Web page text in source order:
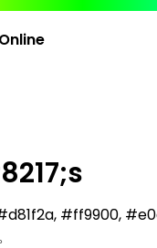
#d81f2a, #ff9900,